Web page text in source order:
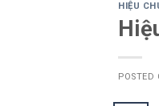
HIỆU
POSTED